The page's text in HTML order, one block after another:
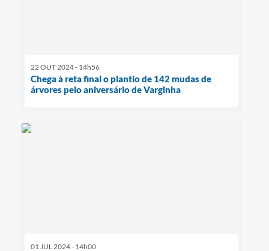
22 OUT 2024 - 14h56
Chega à reta final o plantio de 142 mudas de
árvores pelo aniversário de Varginha
01 JUL 2024 - 14h00